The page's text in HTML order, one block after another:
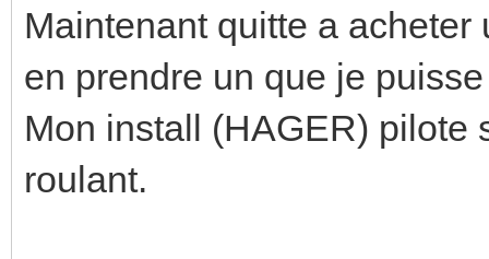
Maintenant quitte a
en prendre un que je
Mon install (HAGER) pilote
roulant.